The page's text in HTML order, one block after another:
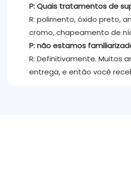
P: Quais tratamentos de
R: polimento, óxido preto,
cromo, chapeamento de
P: não estamos
R: Definitivamente. Muitos
entrega, e então você